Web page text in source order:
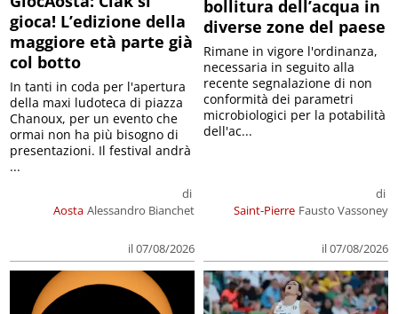
gioca! L’edizione della
maggiore età parte già
col botto
Aosta
di
Alessandro Bianchet
il 07/08/2026
In tanti in coda per l'apertura
della maxi ludoteca di piazza
Chanoux, per un evento che
ormai non ha più bisogno di
presentazioni. Il festival andrà
...
bollitura dell’acqua in
diverse zone del paese
Saint-Pierre
di
Fausto Vassoney
il 07/08/2026
Rimane in vigore l'ordinanza,
necessaria in seguito alla
recente segnalazione di non
conformità dei parametri
microbiologici per la potabilità
dell'ac...